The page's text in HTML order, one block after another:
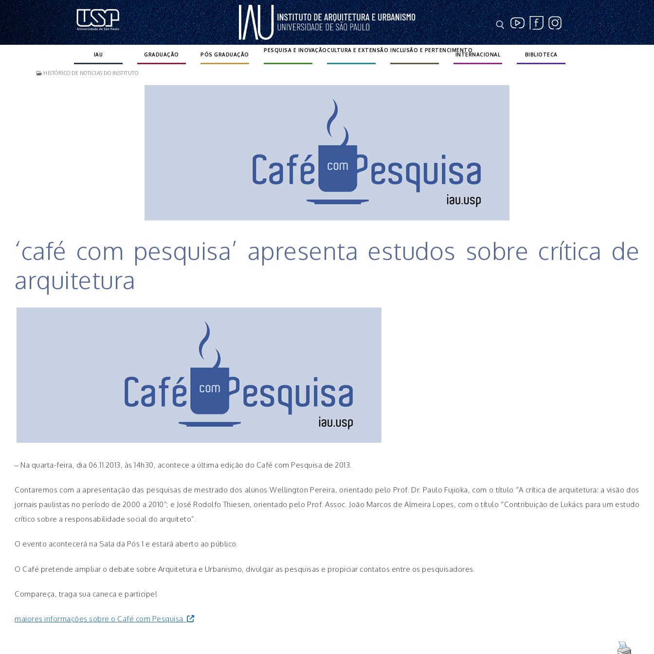
Pular
para
o
Pesquisar por:
IAU GRADUAÇÃO PÓS GRADUAÇÃO
PESQUISA E INOVAÇÃOCULTURA E EXTENSÃO INCLUSÃO E PERTENCIMENTO
INTERNACIONAL BIBLIOTECA
HISTÓRICO DE NOTICIAS DO INSTITUTO
‘café com pesquisa’ apresenta estudos sobre crítica de
arquitetura
– Na quarta-feira, dia 06.11.2013, às 14h30, acontece a última edição do Café com Pesquisa de 2013.
Contaremos com a apresentação das pesquisas de mestrado dos alunos Wellington Pereira, orientado pelo Prof. Dr. Paulo Fujioka, com o título “A crítica de arquitetura: a visão dos
jornais paulistas no período de 2000 a 2010”; e José Rodolfo Thiesen, orientado pelo Prof. Assoc. João Marcos de Almeira Lopes, com o título “Contribuição de Lukács para um estudo
crítico sobre a responsabilidade social do arquiteto”.
O evento acontecerá na Sala da Pós 1 e estará aberto ao público.
O Café pretende ampliar o debate sobre Arquitetura e Urbanismo, divulgar as pesquisas e propiciar contatos entre os pesquisadores.
Compareça, traga sua caneca e participe!
maiores informações sobre o Café com Pesquisa